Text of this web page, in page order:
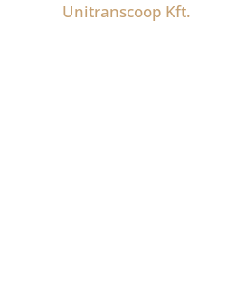
Unitranscoop Kft.